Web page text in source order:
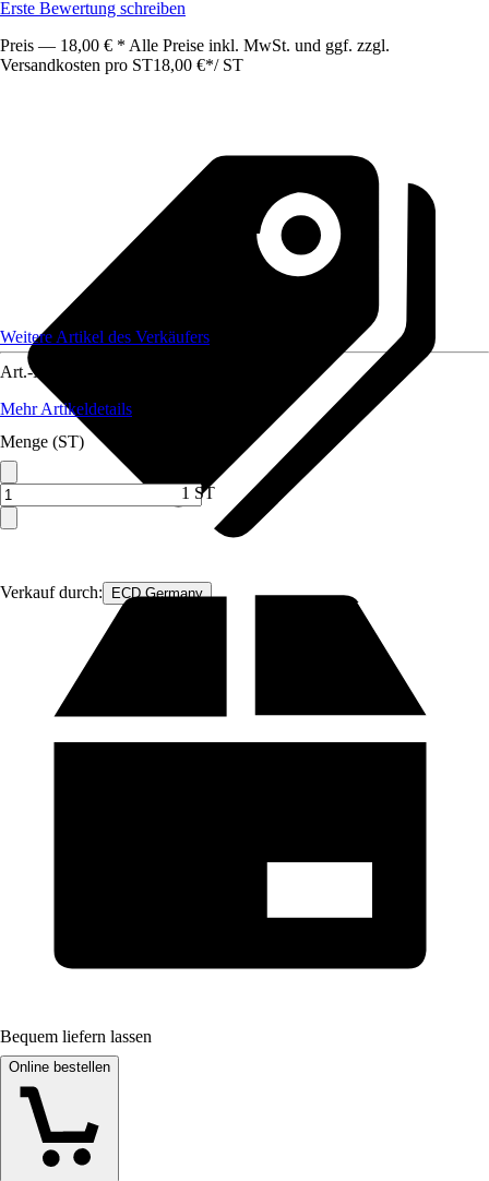
Erste Bewertung schreiben
Preis — 18,00 € * Alle Preise inkl. MwSt. und ggf. zzgl.
Versandkosten pro ST18,00 €*/ ST
Verkauf durch: ECD Germany
Weitere Artikel des Verkäufers
Art.-Nr.
Mehr Artikeldetails
Menge (ST)
1 ST
Bequem liefern lassen
Online bestellen